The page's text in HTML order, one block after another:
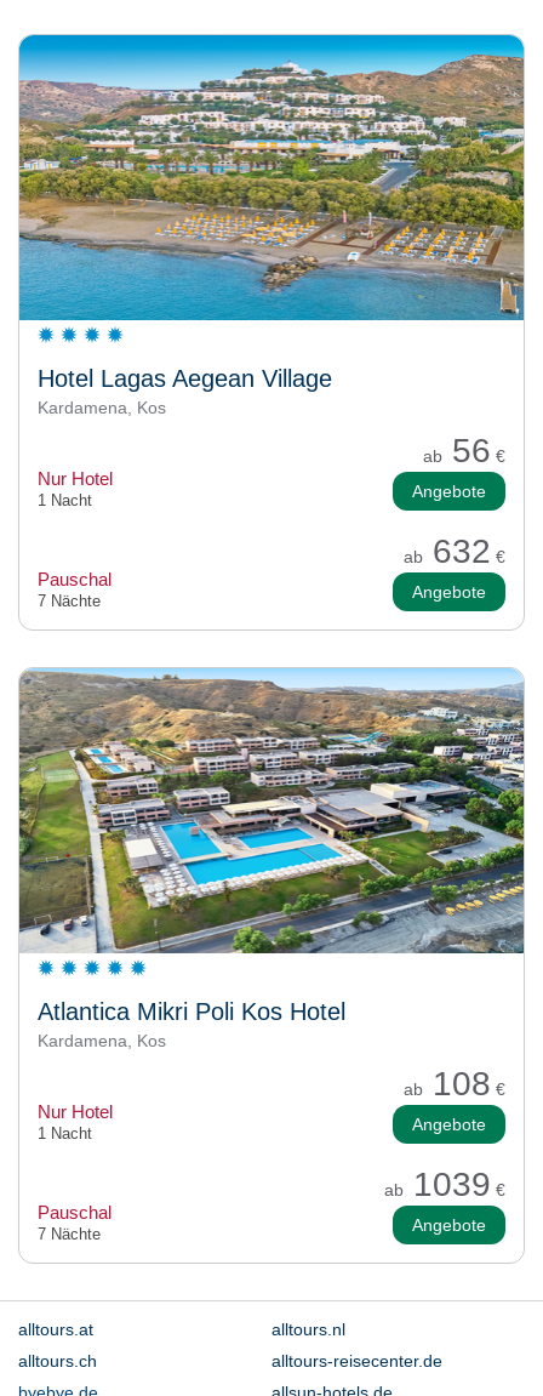
Hotel Lagas Aegean Village
Kardamena, Kos
ab 56 €
Nur Hotel
1 Nacht Angebote
ab 632 €
Pauschal
7 Nächte Angebote
Atlantica Mikri Poli Kos Hotel
Kardamena, Kos
ab 108 €
Nur Hotel
1 Nacht Angebote
ab 1039 €
Pauschal
7 Nächte Angebote
alltours.at
alltours.nl
alltours.ch
alltours-reisecenter.de